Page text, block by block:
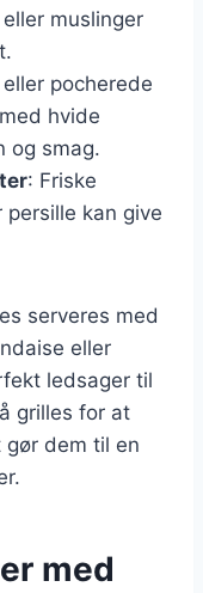
muslinger
pocherede
hvide
og smag.
: Friske
kan give
serveres med
eller
ledsager til
grilles for at
dem til en
med